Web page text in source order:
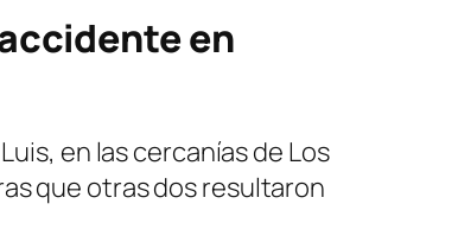
en
en las cercanías de Los
que otras dos resultaron